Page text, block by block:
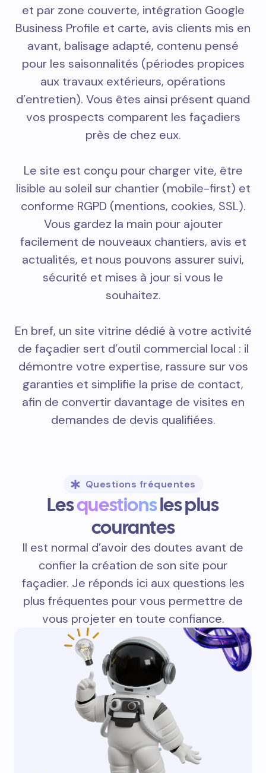
et par zone couverte, intégration Google
Business Profile et carte, avis clients mis en
avant, balisage adapté, contenu pensé
pour les saisonnalités (périodes propices
aux travaux extérieurs, opérations
d’entretien). Vous êtes ainsi présent quand
vos prospects comparent les façadiers
près de chez eux.
Le site est conçu pour charger vite, être
lisible au soleil sur chantier (mobile-first) et
conforme RGPD (mentions, cookies, SSL).
Vous gardez la main pour ajouter
facilement de nouveaux chantiers, avis et
actualités, et nous pouvons assurer suivi,
sécurité et mises à jour si vous le
souhaitez.
En bref, un site vitrine dédié à votre activité
de façadier sert d’outil commercial local : il
démontre votre expertise, rassure sur vos
garanties et simplifie la prise de contact,
afin de convertir davantage de visites en
demandes de devis qualifiées.
Questions fréquentes
Lesquestionsles plus
courantes
Il est normal d’avoir des doutes avant de
confier la création de son site pour
façadier. Je réponds ici aux questions les
plus fréquentes pour vous permettre de
vous projeter en toute confiance.